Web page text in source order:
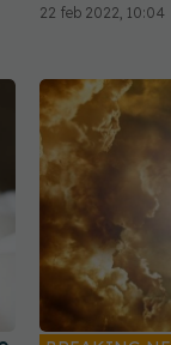
22 feb 2022, 10:04